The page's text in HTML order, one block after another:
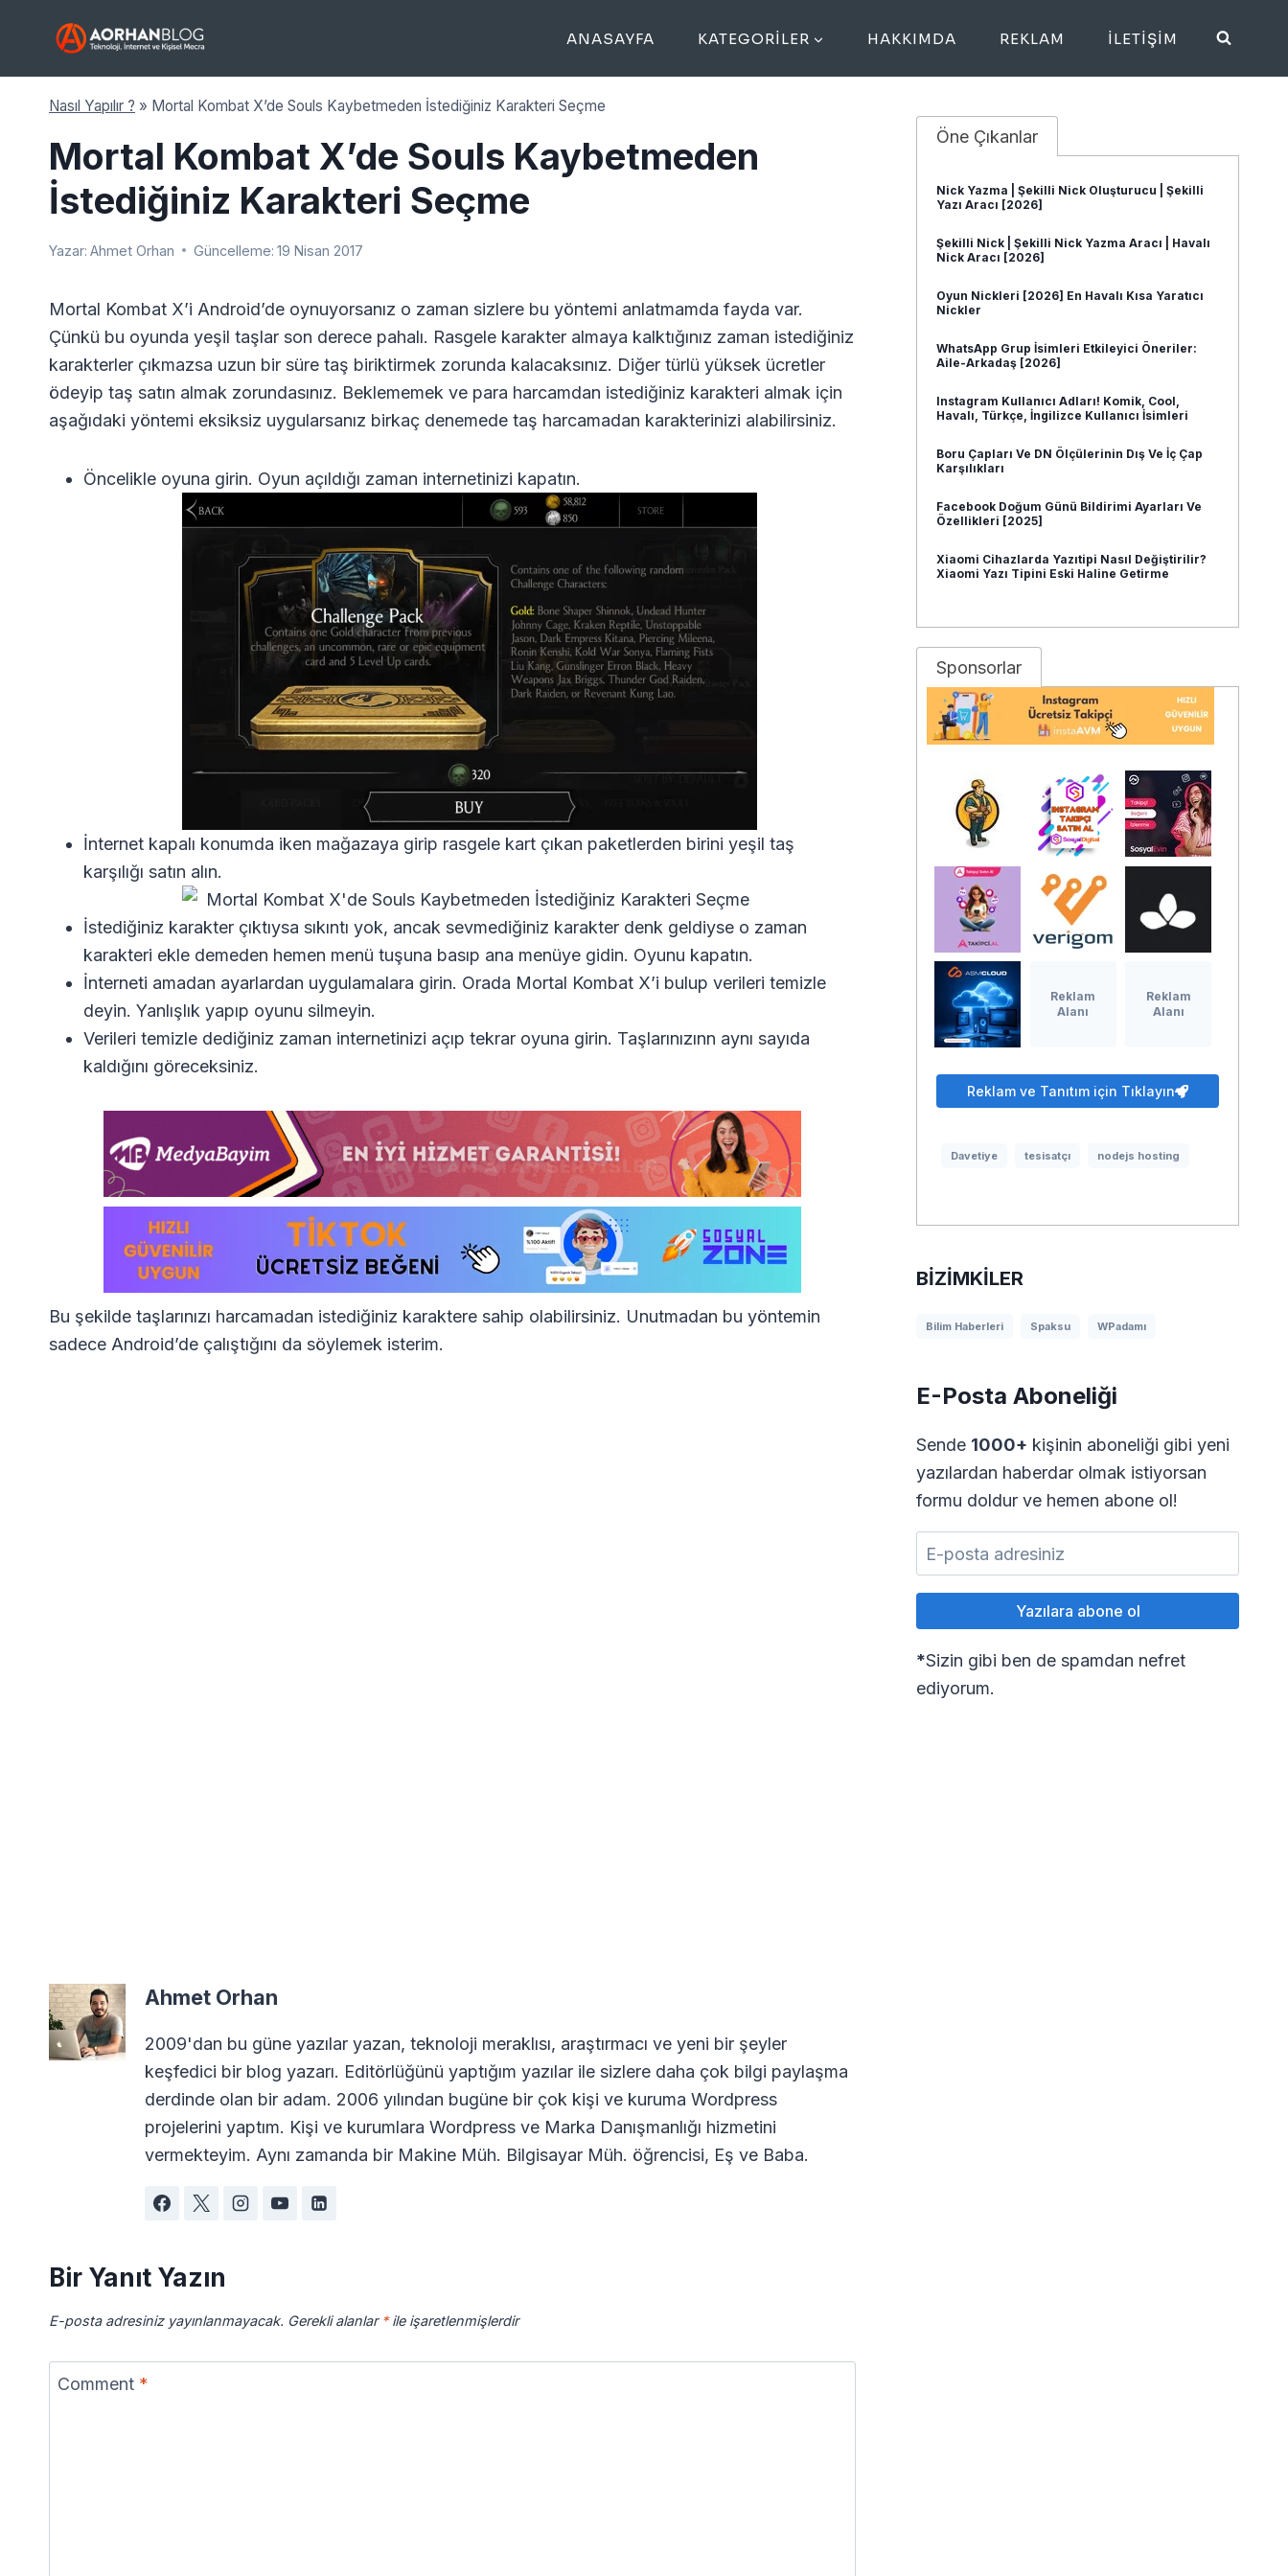
ANASAYFA KATEGORILER HAKKIMDA REKLAM İLETIŞIM
Nasıl Yapılır ? » Mortal Kombat X’de Souls Kaybetmeden İstediğiniz Karakteri Seçme
Mortal Kombat X’de Souls Kaybetmeden
İstediğiniz Karakteri Seçme
Yazar: Ahmet Orhan Güncelleme: 19 Nisan 2017
Mortal Kombat X’i Android’de oynuyorsanız o zaman sizlere bu yöntemi anlatmamda fayda var.
Çünkü bu oyunda yeşil taşlar son derece pahalı. Rasgele karakter almaya kalktığınız zaman istediğiniz
karakterler çıkmazsa uzun bir süre taş biriktirmek zorunda kalacaksınız. Diğer türlü yüksek ücretler
ödeyip taş satın almak zorundasınız. Beklememek ve para harcamdan istediğiniz karakteri almak için
aşağıdaki yöntemi eksiksiz uygularsanız birkaç denemede taş harcamadan karakterinizi alabilirsiniz.
Öncelikle oyuna girin. Oyun açıldığı zaman internetinizi kapatın.
İnternet kapalı konumda iken mağazaya girip rasgele kart çıkan paketlerden birini yeşil taş
karşılığı satın alın.
İstediğiniz karakter çıktıysa sıkıntı yok, ancak sevmediğiniz karakter denk geldiyse o zaman
karakteri ekle demeden hemen menü tuşuna basıp ana menüye gidin. Oyunu kapatın.
İnterneti amadan ayarlardan uygulamalara girin. Orada Mortal Kombat X’i bulup verileri temizle
deyin. Yanlışlık yapıp oyunu silmeyin.
Verileri temizle dediğiniz zaman internetinizi açıp tekrar oyuna girin. Taşlarınızınn aynı sayıda
kaldığını göreceksiniz.
Bu şekilde taşlarınızı harcamadan istediğiniz karaktere sahip olabilirsiniz. Unutmadan bu yöntemin
sadece Android’de çalıştığını da söylemek isterim.
Ahmet Orhan
2009'dan bu güne yazılar yazan, teknoloji meraklısı, araştırmacı ve yeni bir şeyler
keşfedici bir blog yazarı. Editörlüğünü yaptığım yazılar ile sizlere daha çok bilgi paylaşma
derdinde olan bir adam. 2006 yılından bugüne bir çok kişi ve kuruma Wordpress
projelerini yaptım. Kişi ve kurumlara Wordpress ve Marka Danışmanlığı hizmetini
vermekteyim. Aynı zamanda bir Makine Müh. Bilgisayar Müh. öğrencisi, Eş ve Baba.
Bir Yanıt Yazın
E-posta adresiniz yayınlanmayacak. Gerekli alanlar *ile işaretlenmişlerdir
Comment *
Öne Çıkanlar
Nick Yazma | Şekilli Nick Oluşturucu | Şekilli
Yazı Aracı [2026]
Şekilli Nick | Şekilli Nick Yazma Aracı | Havalı
Nick Aracı [2026]
Oyun Nickleri [2026] En Havalı Kısa Yaratıcı
Nickler
WhatsApp Grup İsimleri Etkileyici Öneriler:
Aile-Arkadaş [2026]
Instagram Kullanıcı Adları! Komik, Cool,
Havalı, Türkçe, İngilizce Kullanıcı İsimleri
Boru Çapları Ve DN Ölçülerinin Dış Ve İç Çap
Karşılıkları
Facebook Doğum Günü Bildirimi Ayarları Ve
Özellikleri [2025]
Xiaomi Cihazlarda Yazıtipi Nasıl Değiştirilir?
Xiaomi Yazı Tipini Eski Haline Getirme
Sponsorlar
Reklam
Alanı
Reklam
Alanı
Reklam ve Tanıtım için Tıklayın
Davetiye tesisatçı nodejs hosting
BIZIMKILER
Bilim Haberleri Spaksu WPadamı
E-Posta Aboneliği
Sende 1000+ kişinin aboneliği gibi yeni
yazılardan haberdar olmak istiyorsan
formu doldur ve hemen abone ol!
*Sizin gibi ben de spamdan nefret
ediyorum.